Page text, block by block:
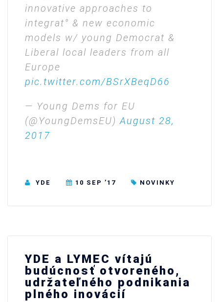
innovative approaches to
integrat° & new economic
models w/ young Democrat &
Liberal local leaders from all
Europe
pic.twitter.com/BSrXBeqD66
— Young Dems for EU
(@YoungDemsEU) August 28,
2017
YDE 10 SEP ’17 NOVINKY
YDE a LYMEC vítajú
budúcnosť otvoreného,
udržateľného podnikania
plného inovácií